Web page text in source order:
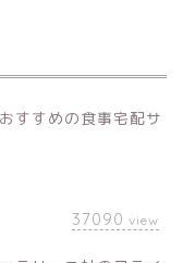
すすめの食事宅配サ
37090 view